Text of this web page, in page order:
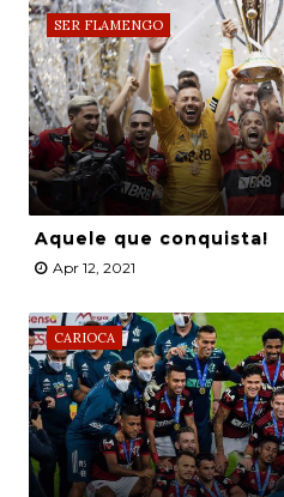
SER FLAMENGO
Aquele que conquista!
Apr 12, 2021
CARIOCA